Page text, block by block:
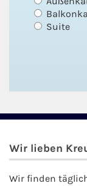
Suite
Wir lieben
Wir finden